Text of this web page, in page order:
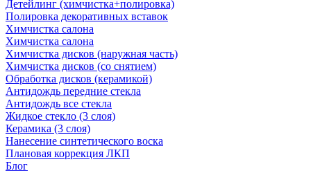
Детейлинг (химчистка+полировка)
Полировка декоративных вставок
Химчистка салона
Химчистка салона
Химчистка дисков (наружная часть)
Химчистка дисков (со снятием)
Обработка дисков (керамикой)
Антидождь передние стекла
Антидождь все стекла
Жидкое стекло (3 слоя)
Керамика (3 слоя)
Нанесение синтетического воска
Плановая коррекция ЛКП
Блог